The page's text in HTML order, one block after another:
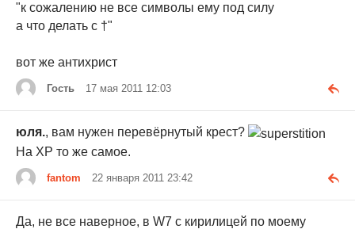
"к сожалению не все символы ему под силу
а что делать с †"
вот же антихрист
Гость 17 мая 2011 12:03
юля., вам нужен перевёрнутый крест?
На ХР то же самое.
fantom 22 января 2011 23:42
Да, не все наверное, в W7 с кирилицей по моему